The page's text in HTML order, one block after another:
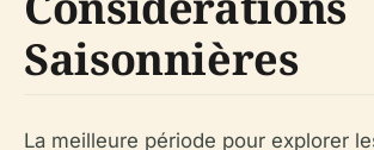
Saisonnières
La meilleure période pour explorer